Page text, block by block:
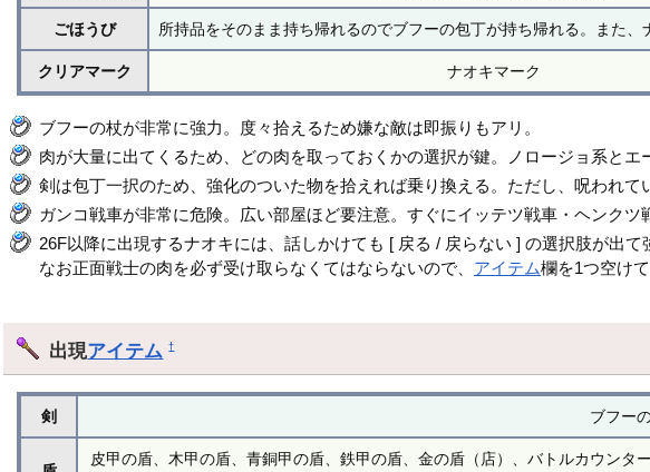
ごほうび 所持品をそのまま持ち帰れるのでブフーの包丁が持ち帰れる。また、
クリアマーク ナオキマーク
ブフーの杖が非常に強力。度々拾えるため嫌な敵は即振りもアリ。
肉が大量に出てくるため、どの肉を取っておくかの選択が鍵。ノロージョ系とエ
剣は包丁一択のため、強化のついた物を拾えれば乗り換える。ただし、呪われ
ガンコ戦車が非常に危険。広い部屋ほど要注意。すぐにイッテツ戦車・ヘンク
26F以降に出現するナオキには、話しかけても [ 戻る / 戻らない ] の選択肢が出て
なお正面戦士の肉を必ず受け取らなくてはならないので、 アイテム欄を1つ空け
出現アイテム †
剣 ブフー
皮甲の盾、木甲の盾、青銅甲の盾、鉄甲の盾、金の盾（店）、バトルカウン